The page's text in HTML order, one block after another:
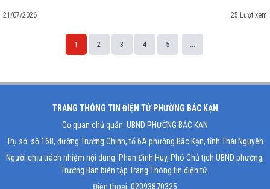
21/07/2026 25 Lượt xem
1 2 3 4 5 ...
TRANG THÔNG TIN ĐIỆN TỬ PHƯỜNG BẮC KẠN
Cơ quan chủ quản: UBND PHƯỜNG BẮC KẠN
Trụ sở: số 168, đường Trường Chinh, tổ 6A phường Bắc Kạn, tỉnh Thái Nguyên
Người chịu trách nhiệm nội dung: Phan Đình Huy, Phó Chủ tịch UBND phường,
Trưởng Ban biên tập Trang Thông tin điện tử.
Điện thoại: 02093870325